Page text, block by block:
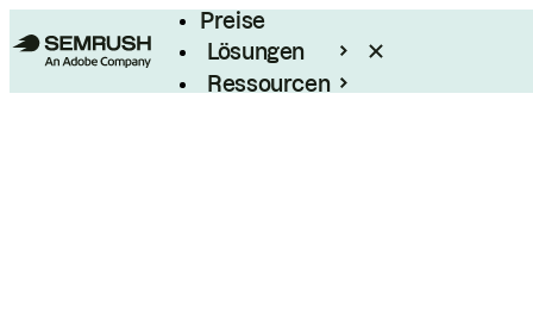
Preise
Lösungen
Ressourcen